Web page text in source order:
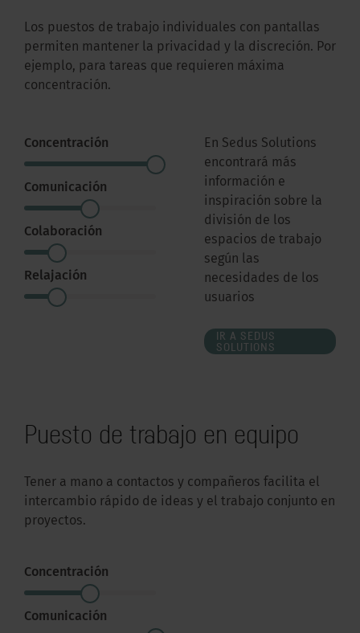
Los puestos de trabajo individuales con pantallas
permiten mantener la privacidad y la discreción. Por
ejemplo, para tareas que requieren máxima
concentración.
Concentración
Comunicación
Colaboración
Relajación
En Sedus Solutions
encontrará más
información e
inspiración sobre la
división de los
espacios de trabajo
según las
necesidades de los
usuarios
IR A SEDUS
SOLUTIONS
Puesto de trabajo en equipo
Tener a mano a contactos y compañeros facilita el
intercambio rápido de ideas y el trabajo conjunto en
proyectos.
Concentración
Comunicación